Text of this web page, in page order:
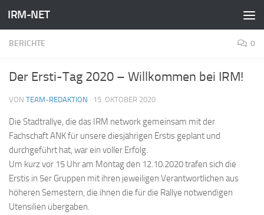
Zum Inhalt springen
IRM-NET
BERICHTE 0
Der Ersti-Tag 2020 – Willkommen bei IRM!
VON TEAM-REDAKTION · 15. OKTOBER 2020
Die Stadtrallye, die das IRM network gemeinsam mit der
Fachschaft ANK für unsere diesjährigen Erstis geplant und
durchgeführt hat, war ein voller Erfolg.
Um kurz vor 15 Uhr am Montag den 12.10.2020 trafen sich die
Erstis in 5er Gruppen mit ihren jeweiligen Verantwortlichen aus
höheren Semestern, die ihnen die für die Rallye notwendigen
Utensilien übergaben.